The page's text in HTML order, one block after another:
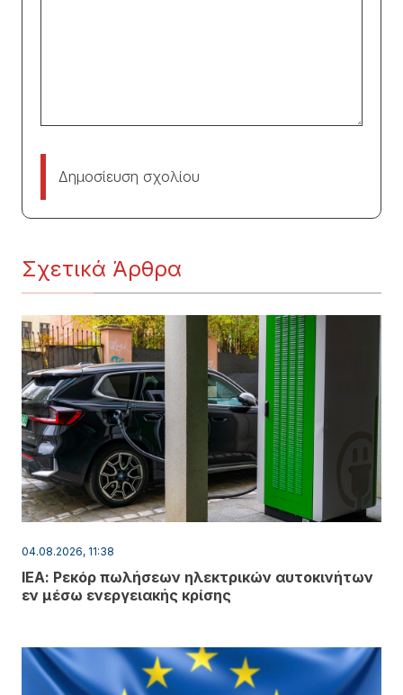
Δημοσίευση σχολίου
Σχετικά Άρθρα
04.08.2026, 11:38
ΙΕΑ: Ρεκόρ πωλήσεων ηλεκτρικών αυτοκινήτων
εν μέσω ενεργειακής κρίσης